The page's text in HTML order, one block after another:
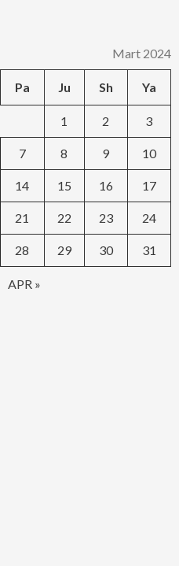
Mart 2024
Pa Ju Sh Ya
APR »
1 2 3
7 8 9 10
14 15 16 17
21 22 23 24
28 29 30 31